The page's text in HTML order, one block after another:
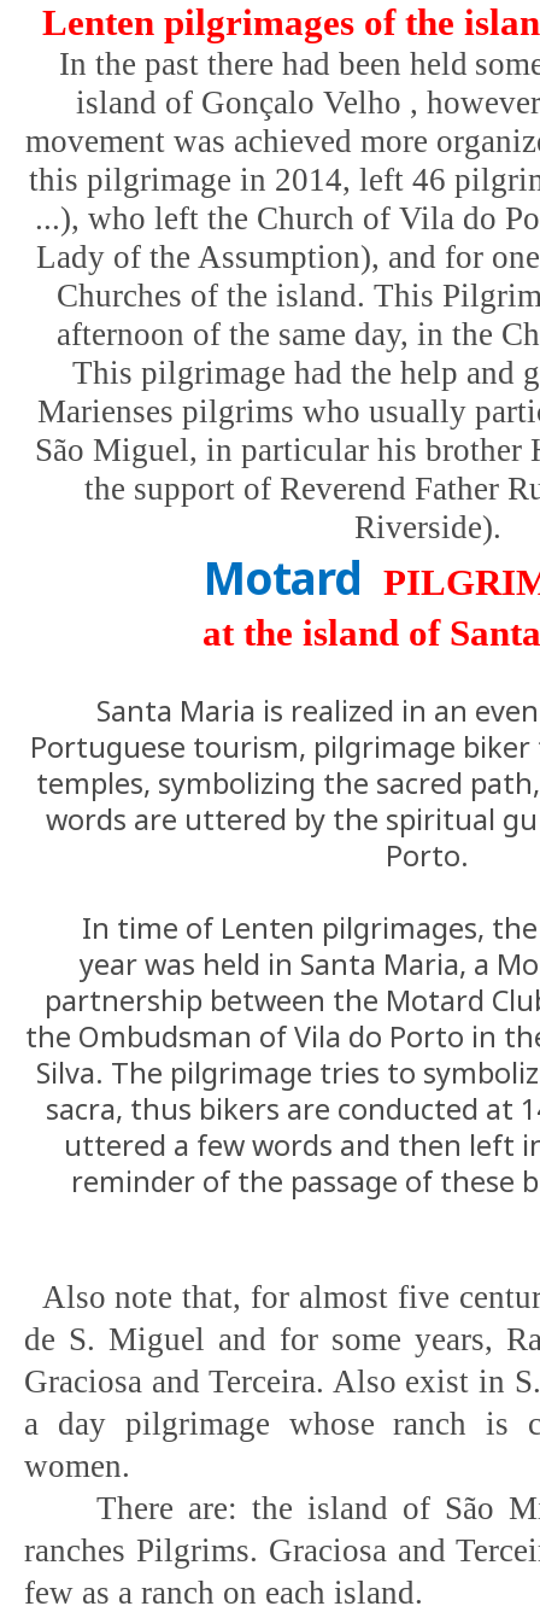
Lenten pilgrimages of the
In the past there had been held
island of Gonçalo Velho ,
movement was achieved more
this pilgrimage in 2014, left 46
...), who left the Church of Vila do
Lady of the Assumption), and for
Churches of the island. This
afternoon of the same day, in the
This pilgrimage had the help and
Marienses pilgrims who usually
São Miguel, in particular his brother
the support of Reverend Father
Riverside).
Motard
at the island of
Santa Maria is realized in an
Portuguese tourism, pilgrimage
temples, symbolizing the sacred
words are uttered by the spiritual
Porto.
In time of Lenten pilgrimages, the
year was held in Santa Maria, a
partnership between the Motard
the Ombudsman of Vila do Porto in
Silva. The pilgrimage tries to
sacra, thus bikers are conducted at
uttered a few words and then left
reminder of the passage of these
Also note that, for almost five
de S. Miguel and for some years,
Graciosa and Terceira. Also exist in
a day pilgrimage whose ranch is
women.
There are: the island of São
ranches Pilgrims. Graciosa and
few as a ranch on each island.